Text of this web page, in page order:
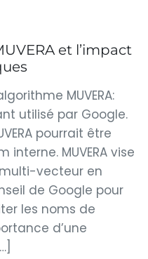
et l’impact
MUVERA:
utilisé par Google.
pourrait être
MUVERA vise
vecteur en
de Google pour
les noms de
d’une